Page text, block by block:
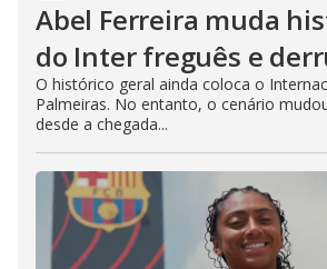
Abel Ferreira muda
do Inter freguês e
O histórico geral ainda coloca o
Palmeiras. No entanto, o cenário
desde a chegada...